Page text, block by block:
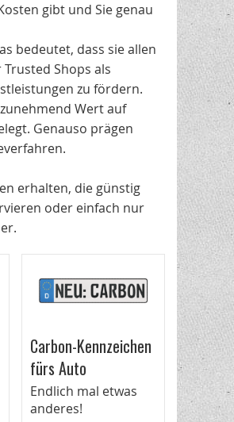
gibt und Sie genau
bedeutet, dass sie allen
Shops als
zu fördern.
Wert auf
Genauso prägen
erhalten, die günstig
oder einfach nur
Carbon-Kennzeichen
fürs Auto
Endlich mal etwas
anderes!